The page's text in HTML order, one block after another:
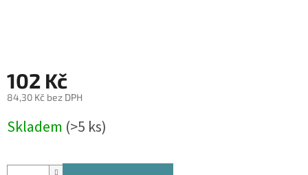
102 Kč
84,30 Kč bez DPH
cena:
Skladem (>5 ks)